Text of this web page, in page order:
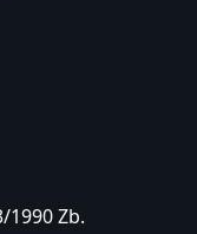
1990 Zb.